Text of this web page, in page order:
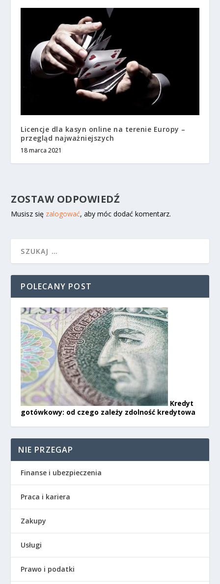
Licencje dla kasyn online na terenie Europy –
przegląd najważniejszych
18 marca 2021
ZOSTAW ODPOWIEDŹ
Musisz się zalogować, aby móc dodać komentarz.
POLECANY POST
Kredyt
gotówkowy: od czego zależy zdolność kredytowa
NIE PRZEGAP
Finanse i ubezpieczenia
Praca i kariera
Zakupy
Usługi
Prawo i podatki